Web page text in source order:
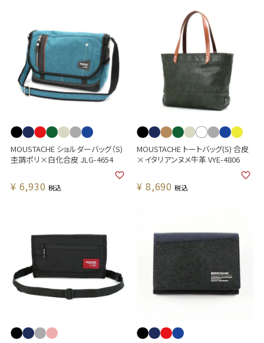
MOUSTACHE ショルダーバッグ（S)
杢調ポリ×白化合皮 JLG-4654
¥ 6,930 税込
MOUSTACHE トートバッグ(S) 合皮
×イタリアンヌメ牛革 VYE-4806
¥ 8,690 税込